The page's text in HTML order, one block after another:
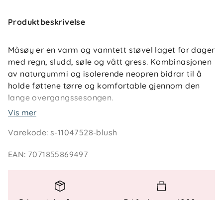
Produktbeskrivelse
Måsøy er en varm og vanntett støvel laget for dager
med regn, sludd, søle og vått gress. Kombinasjonen
av naturgummi og isolerende neopren bidrar til å
holde føttene tørre og komfortable gjennom den
lange overgangssesongen.
mens den solide yttersålen gir godt grep på variert
gjør støvelen enkel å bruke i hverdagen.
Teknisk informasjon
Vis mer
Varekode:s-11047528-blush
EAN: 7071855869497